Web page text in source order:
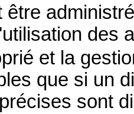
être
des
et la
que si un
sont